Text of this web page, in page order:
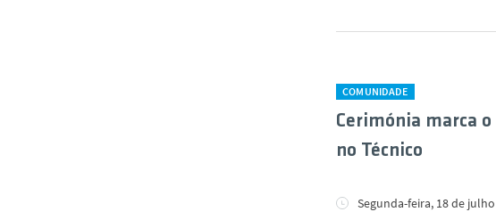
COMUNIDADE
Cerimónia marca
no Técnico
Segunda-feira, 18 de